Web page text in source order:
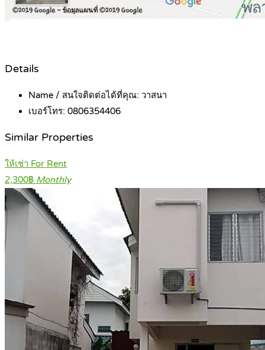
Details
Name / สนใจติดต่อได้ที่คุณ: วาสนา
เบอร์โทร: 0806354406
Similar Properties
ให้เช่า For Rent
2,300฿ Monthly